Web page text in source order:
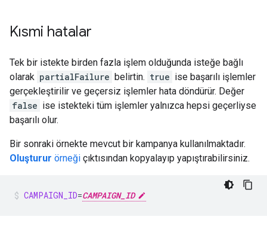
Kısmi hatalar
Tek bir istekte birden fazla işlem olduğunda isteğe bağlı
olarak partialFailure belirtin. true ise başarılı işlemler
gerçekleştirilir ve geçersiz işlemler hata döndürür. Değer
false ise istekteki tüm işlemler yalnızca hepsi geçerliyse
başarılı olur.
Bir sonraki örnekte mevcut bir kampanya kullanılmaktadır.
Oluşturur örneği çıktısından kopyalayıp yapıştırabilirsiniz.
CAMPAIGN_ID=CAMPAIGN_ID